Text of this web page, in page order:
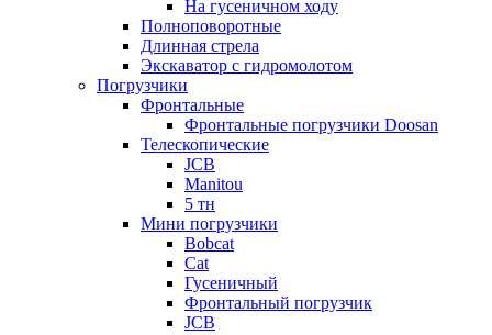
На гусеничном ходу
Полноповоротные
Длинная стрела
Экскаватор с гидромолотом
Погрузчики
Фронтальные
Фронтальные погрузчики Doosan
Телескопические
JCB
Manitou
5 тн
Мини погрузчики
Bobcat
Cat
Гусеничный
Фронтальный погрузчик
JCB